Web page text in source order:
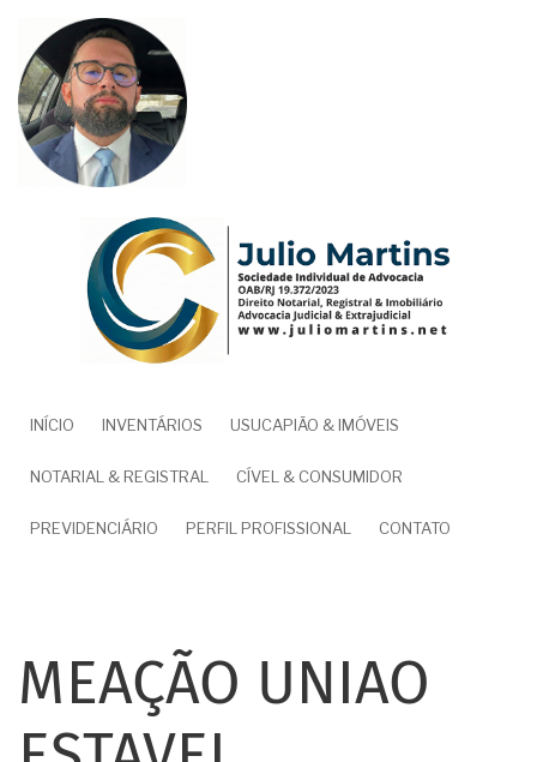
para
conteúdo
principal
NAVEGAÇÃO
PRINCIPAL
INÍCIO INVENTÁRIOS USUCAPIÃO & IMÓVEIS
NOTARIAL & REGISTRAL CÍVEL & CONSUMIDOR
PREVIDENCIÁRIO PERFIL PROFISSIONAL CONTATO
MEAÇÃO UNIAO